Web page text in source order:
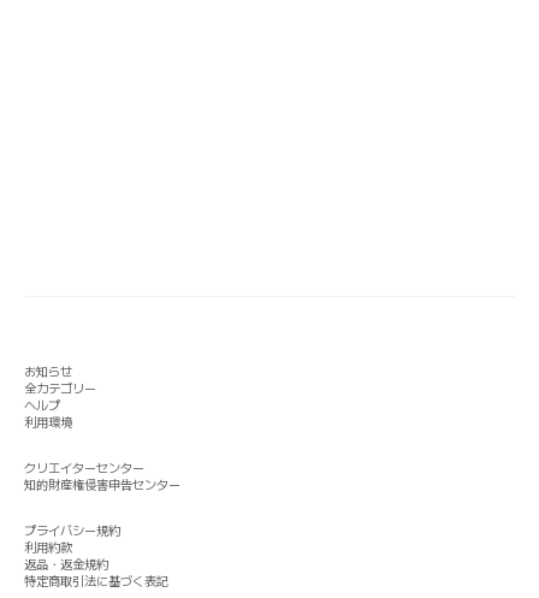
お知らせ
全カテゴリー
ヘルプ
利用環境
クリエイターセンター
知的財産権侵害申告センター
プライバシー規約
利用約款
返品・返金規約
特定商取引法に基づく表記